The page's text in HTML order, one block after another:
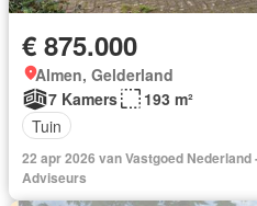
€ 875.000
Almen, Gelderland
7 Kamers
193 m²
Tuin
22 apr 2026 van Vastgoed
Adviseurs